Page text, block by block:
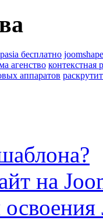
бесплатно
агенство контекстная
аппаратов
на